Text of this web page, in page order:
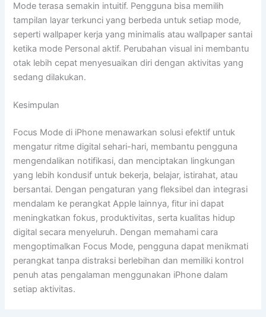
Mode terasa semakin intuitif. Pengguna bisa memilih
tampilan layar terkunci yang berbeda untuk setiap mode,
seperti wallpaper kerja yang minimalis atau wallpaper santai
ketika mode Personal aktif. Perubahan visual ini membantu
otak lebih cepat menyesuaikan diri dengan aktivitas yang
sedang dilakukan.
Kesimpulan
Focus Mode di iPhone menawarkan solusi efektif untuk
mengatur ritme digital sehari-hari, membantu pengguna
mengendalikan notifikasi, dan menciptakan lingkungan
yang lebih kondusif untuk bekerja, belajar, istirahat, atau
bersantai. Dengan pengaturan yang fleksibel dan integrasi
mendalam ke perangkat Apple lainnya, fitur ini dapat
meningkatkan fokus, produktivitas, serta kualitas hidup
digital secara menyeluruh. Dengan memahami cara
mengoptimalkan Focus Mode, pengguna dapat menikmati
perangkat tanpa distraksi berlebihan dan memiliki kontrol
penuh atas pengalaman menggunakan iPhone dalam
setiap aktivitas.